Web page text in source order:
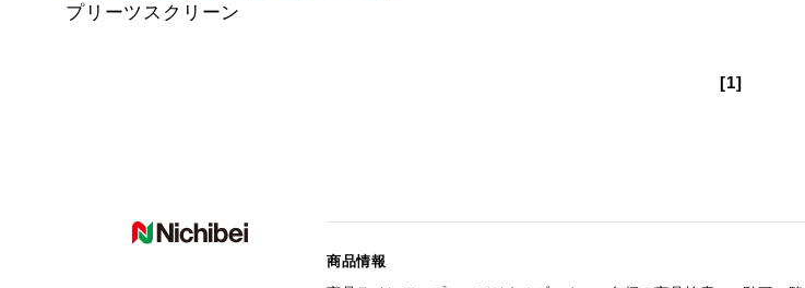
プリーツスクリーン
[1]
商品情報